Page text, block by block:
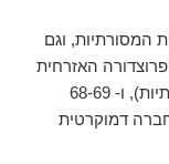
המסורתיות, וגם
האזרחית
(ירושלים, תשנ"ט) 55 ואילך (לגישות המסורתיות), ו- 68-69
דמוקרטית